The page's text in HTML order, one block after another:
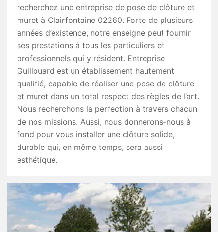
recherchez une entreprise de pose de clôture et
muret à Clairfontaine 02260. Forte de plusieurs
années d’existence, notre enseigne peut fournir
ses prestations à tous les particuliers et
professionnels qui y résident. Entreprise
Guillouard est un établissement hautement
qualifié, capable de réaliser une pose de clôture
et muret dans un total respect des règles de l’art.
Nous recherchons la perfection à travers chacun
de nos missions. Aussi, nous donnerons-nous à
fond pour vous installer une clôture solide,
durable qui, en même temps, sera aussi
esthétique.